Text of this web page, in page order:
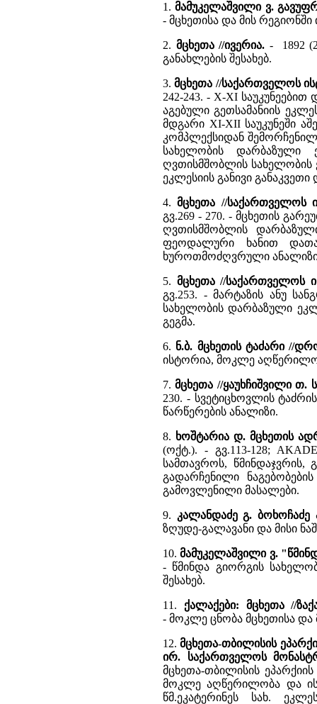
1.მამუკელაშვილი ვ.
- მცხეთისა და მის
2. მცხეთა //ივერია. - 1892
განახლების შესახებ.
3.მცხეთა //საქართველოს
242-243. - X-XI
აგებული გეთსამანიის
მდგარი XI-XII საუკუნეში
კომპლექსიდან
სახელობის დარბაზული
ღვთისმშობლის სახელობის
ეკლესიის განივი განაკვეთი
4.მცხეთა //საქართველოს
გვ.269 - 270. - მცხეთის
ღვთისმშობლის
ფეოდალური ხანით
ხუროთმოძღვრული ანალიზი.
5. მცხეთა //საქართველოს
გვ.253. - მარტაზის ანუ
სახელობის დარბაზული
გეგმა.
6. ნ.ბ. მცხეთის ტაძარი //
ისტორია, მოკლე
7.მცხეთა //ყაუხჩიშვილი
230. - სვეტიცხოვლის
წარწერების ანალიზი.
8. ხოშტარია დ. მცხეთის
(ოქტ.). - გვ.113-128;
სამთავროს, წმინდაჯვრის,
გადარჩენილი
გამოვლენილი მასალები.
9. კალანდაძე გ. ბოხოჩაძე
ზღუდე-გალავანი და მისი
10. მამუკელაშვილი ვ.
- წმინდა გიორგის
შესახებ.
11. ქალაქები: მცხეთა //
- მოკლე ცნობა მცხეთისა და
12.მცხეთა-თბილისის
ირ. საქართველოს
მცხეთა-თბილისის
მოკლე აღწერილობა და
წმ.ეკატერინეს სახ.